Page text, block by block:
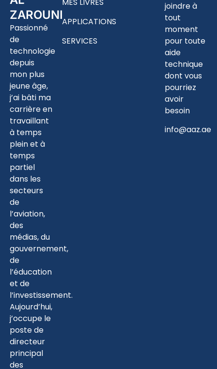
ZAROUNI
Passionné
de
technologie
depuis
mon plus
jeune âge,
j’ai bâti ma
carrière en
travaillant
à temps
plein et à
temps
partiel
dans les
secteurs
de
l’aviation,
des
médias, du
gouvernement,
de
l’éducation
et de
l’investissement.
Aujourd’hui,
j’occupe le
poste de
directeur
principal
des
MES LIVRES
APPLICATIONS
SERVICES
joindre à
tout
moment
pour toute
aide
technique
dont vous
pourriez
avoir
besoin
info@aaz.ae